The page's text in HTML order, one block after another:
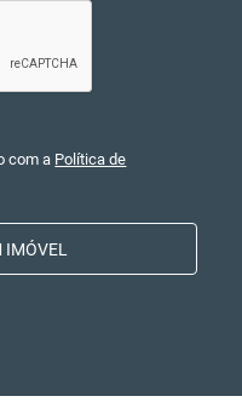
com a Política de